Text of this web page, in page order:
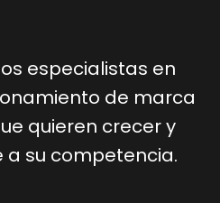
especialistas en
de marca
quieren crecer y
su competencia.